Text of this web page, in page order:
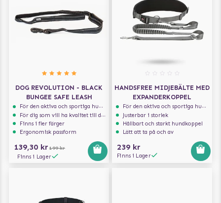
DOG REVOLUTION - BLACK
BUNGEE SAFE LEASH
För den aktiva och sportiga hunden
För dig som vill ha kvalitet till din hund!
Finns i fler färger
Ergonomisk passform
139,30 kr 199 kr
Finns i Lager
HANDSFREE MIDJEBÄLTE MED
EXPANDERKOPPEL
För den aktiva och sportiga hunden
Justerbar i storlek
Hållbart och starkt hundkoppel
Lätt att ta på och av
239 kr
Finns i Lager